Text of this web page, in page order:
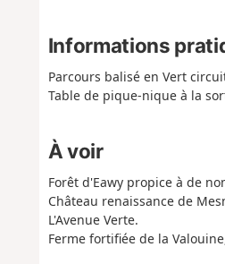
Informations
Parcours balisé en Vert
Table de pique-nique à la
À voir
Forêt d'Eawy propice à de
Château renaissance de
L'Avenue Verte.
Ferme fortifiée de la